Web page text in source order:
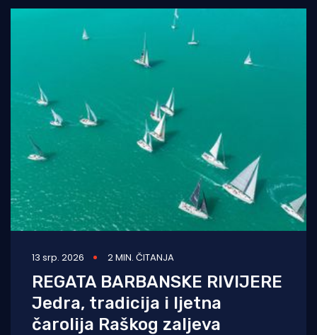
13 srp. 2026 2 MIN. ČITANJA
REGATA BARBANSKE RIVIJERE
Jedra, tradicija i ljetna
čarolija Raškog zaljeva